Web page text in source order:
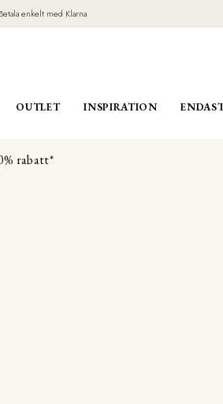
Betala enkelt med Klarna
OUTLET INSPIRATION
rabatt*